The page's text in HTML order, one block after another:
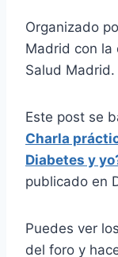
Organizado
Madrid con la
Salud Madrid.
Este post se
Charla
Diabetes y
publicado en
Puedes ver
del foro y